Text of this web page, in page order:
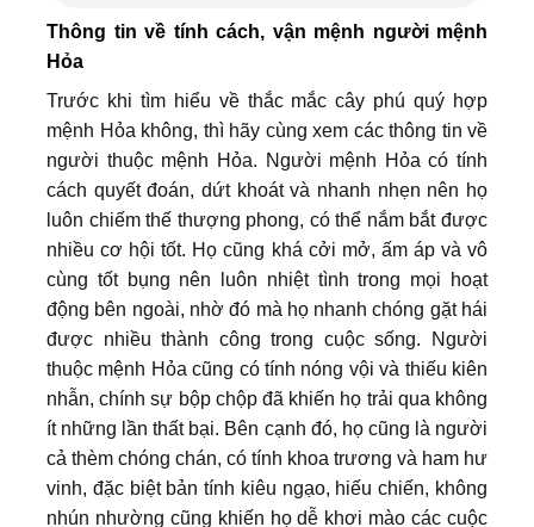
Thông tin về tính cách, vận mệnh người mệnh
Hỏa
Trước khi tìm hiểu về thắc mắc cây phú quý hợp
mệnh Hỏa không, thì hãy cùng xem các thông tin về
người thuộc mệnh Hỏa. Người mệnh Hỏa có tính
cách quyết đoán, dứt khoát và nhanh nhẹn nên họ
luôn chiếm thế thượng phong, có thể nắm bắt được
nhiều cơ hội tốt. Họ cũng khá cởi mở, ấm áp và vô
cùng tốt bụng nên luôn nhiệt tình trong mọi hoạt
động bên ngoài, nhờ đó mà họ nhanh chóng gặt hái
được nhiều thành công trong cuộc sống. Người
thuộc mệnh Hỏa cũng có tính nóng vội và thiếu kiên
nhẫn, chính sự bộp chộp đã khiến họ trải qua không
ít những lần thất bại. Bên cạnh đó, họ cũng là người
cả thèm chóng chán, có tính khoa trương và ham hư
vinh, đặc biệt bản tính kiêu ngạo, hiếu chiến, không
nhún nhường cũng khiến họ dễ khơi mào các cuộc